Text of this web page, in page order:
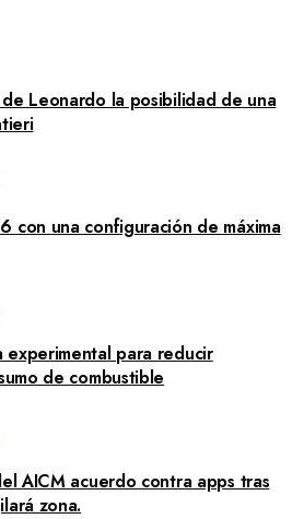
Leonardo la posibilidad de una
con una configuración de máxima
experimental para reducir
de combustible
AICM acuerdo contra apps tras
zona.